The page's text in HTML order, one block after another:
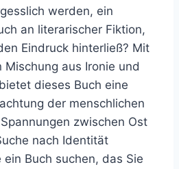
werden, ein
an literarischer Fiktion,
Eindruck hinterließ? Mit
aus Ironie und
dieses Buch eine
der menschlichen
zwischen Ost
nach Identität
ein Buch suchen, das Sie